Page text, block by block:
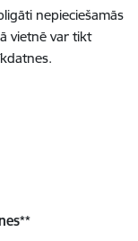
nepieciešamās
vietnē var tikt
**